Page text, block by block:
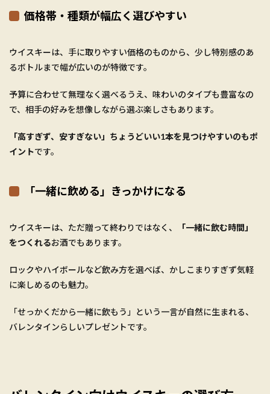
価格帯・種類が幅広く選びやすい
ウイスキーは、手に取りやすい価格のものから、少し特別感のあ
るボトルまで幅が広いのが特徴です。
予算に合わせて無理なく選べるうえ、味わいのタイプも豊富なの
で、相手の好みを想像しながら選ぶ楽しさもあります。
「高すぎず、安すぎない」ちょうどいい1本を見つけやすいのもポ
イントです。
「一緒に飲める」きっかけになる
ウイスキーは、ただ贈って終わりではなく、
「一緒に飲む時間」
をつくれるお酒でもあります。
ロックやハイボールなど飲み方を選べば、かしこまりすぎず気軽
に楽しめるのも魅力。
「せっかくだから一緒に飲もう」という一言が自然に生まれる、
バレンタインらしいプレゼントです。